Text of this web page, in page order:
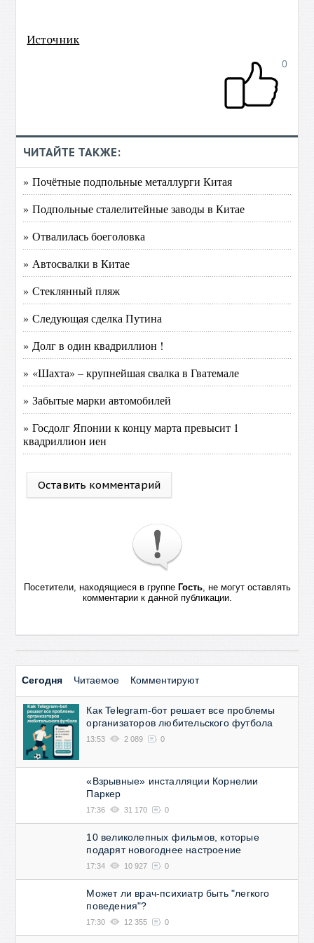
Источник
0
ЧИТАЙТЕ ТАКЖЕ:
» Почётные подпольные металлурги Китая
» Подпольные сталелитейные заводы в Китае
» Отвалилась боеголовка
» Автосвалки в Китае
» Стеклянный пляж
» Следующая сделка Путина
» Долг в один квадриллион !
» «Шахта» – крупнейшая свалка в Гватемале
» Забытые марки автомобилей
» Госдолг Японии к концу марта превысит 1
квадриллион иен
Оставить комментарий
Посетители, находящиеся в группе Гость, не могут оставлять
комментарии к данной публикации.
Сегодня Читаемое Комментируют
Как Telegram-бот решает все проблемы
организаторов любительского футбола
13:53 2 089 0
«Взрывные» инсталляции Корнелии
Паркер
17:36 31 170 0
10 великолепных фильмов, которые
подарят новогоднее настроение
17:34 10 927 0
Может ли врач-психиатр быть "легкого
поведения"?
17:30 12 355 0